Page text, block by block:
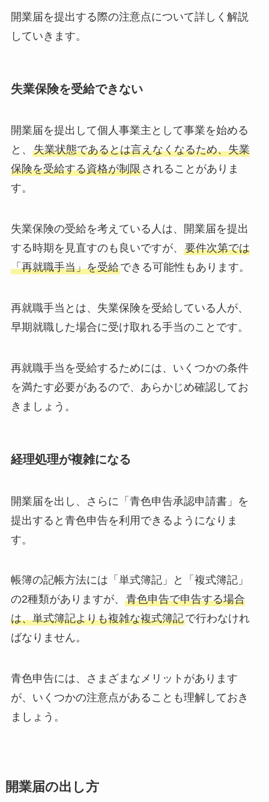
開業届を提出する際の注意点について詳しく解説
していきます。
失業保険を受給できない
開業届を提出して個人事業主として事業を始める
と、 失業状態であるとは言えなくなるため、失業
保険を受給する資格が制限されることがありま
す。
失業保険の受給を考えている人は、開業届を提出
する時期を見直すのも良いですが、 要件次第では
「再就職手当」を受給できる可能性もあります。
再就職手当とは、失業保険を受給している人が、
早期就職した場合に受け取れる手当のことです。
再就職手当を受給するためには、いくつかの条件
を満たす必要があるので、あらかじめ確認してお
きましょう。
経理処理が複雑になる
開業届を出し、さらに「青色申告承認申請書」を
提出すると青色申告を利用できるようになりま
す。
帳簿の記帳方法には「単式簿記」と「複式簿記」
の2種類がありますが、 青色申告で申告する場合
は、単式簿記よりも複雑な複式簿記で行わなけれ
ばなりません。
青色申告には、さまざまなメリットがあります
が、いくつかの注意点があることも理解しておき
ましょう。
開業届の出し方